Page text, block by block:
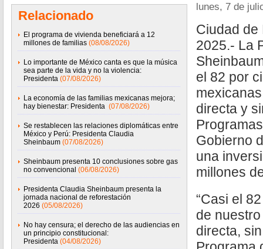
Relacionado
El programa de vivienda beneficiará a 12
millones de familias (08/08/2026)
Lo importante de México canta es que la música
sea parte de la vida y no la violencia:
Presidenta (07/08/2026)
La economía de las familias mexicanas mejora;
hay bienestar: Presidenta (07/08/2026)
Se restablecen las relaciones diplomáticas entre
México y Perú: Presidenta Claudia
Sheinbaum (07/08/2026)
Sheinbaum presenta 10 conclusiones sobre gas
no convencional (06/08/2026)
Presidenta Claudia Sheinbaum presenta la
jornada nacional de reforestación
2026 (05/08/2026)
No hay censura; el derecho de las audiencias en
un principio constitucional:
Presidenta (04/08/2026)
lunes, 7 de
Ciudad de
2025.- La
el 82 por
directa y
Gobierno
una
millones
“Casi el
de
directa,